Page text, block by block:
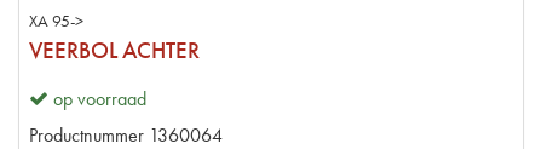
XA 95->
VEERBOL ACHTER
op voorraad
Productnummer 1360064